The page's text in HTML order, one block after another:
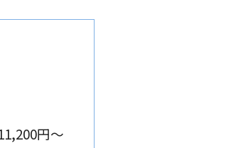
円〜